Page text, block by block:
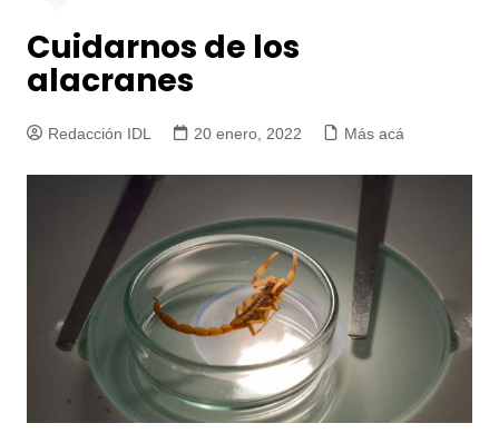
Cuidarnos de los
alacranes
Redacción IDL 20 enero, 2022 Más acá